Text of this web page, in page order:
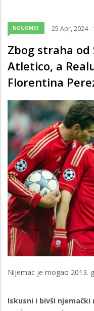
NOGOMET 25 Apr, 2024 -
Zbog straha od
Atletico, a
Florentina
Nijemac je mogao 2013.
Iskusni i bivši njemački